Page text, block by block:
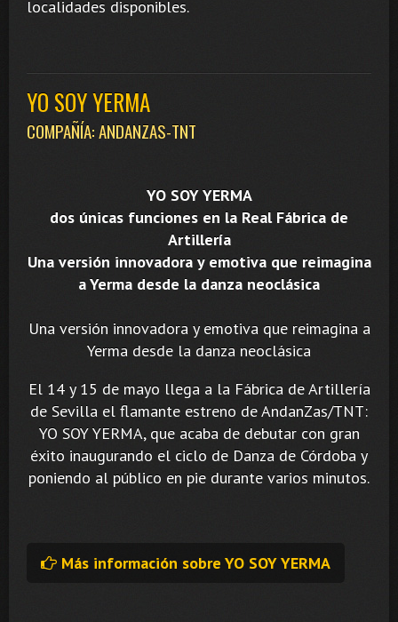
localidades disponibles.
YO SOY YERMA
COMPAÑÍA: ANDANZAS-TNT
YO SOY YERMA
dos únicas funciones en la Real Fábrica de
Artillería
Una versión innovadora y emotiva que reimagina
a Yerma desde la danza neoclásica
Una versión innovadora y emotiva que reimagina a
Yerma desde la danza neoclásica
El 14 y 15 de mayo llega a la Fábrica de Artillería
de Sevilla el flamante estreno de AndanZas/TNT:
YO SOY YERMA, que acaba de debutar con gran
éxito inaugurando el ciclo de Danza de Córdoba y
poniendo al público en pie durante varios minutos.
Más información sobre YO SOY YERMA